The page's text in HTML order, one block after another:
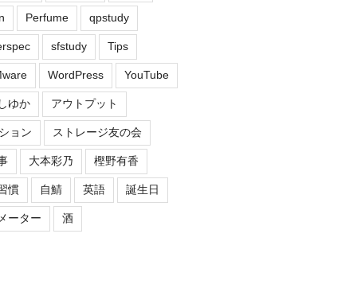
Perfume qpstudy
sfstudy Tips
WordPress YouTube
ゆか アウトプット
ョン ストレージ友の会
大本彩乃 樫野有香
慣 自鯖 英語 誕生日
ーター 酒